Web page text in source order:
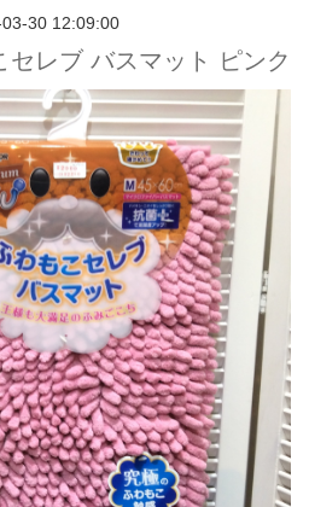
30 12:09:00
セレブ バスマット ピンク